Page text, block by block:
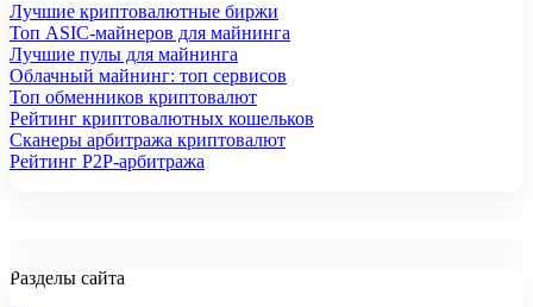
Лучшие криптовалютные биржи
Топ ASIC-майнеров для майнинга
Лучшие пулы для майнинга
Облачный майнинг: топ сервисов
Топ обменников криптовалют
Рейтинг криптовалютных кошельков
Сканеры арбитража криптовалют
Рейтинг P2P-арбитража
Разделы сайта